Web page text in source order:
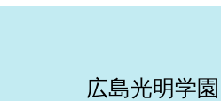
広島光明学